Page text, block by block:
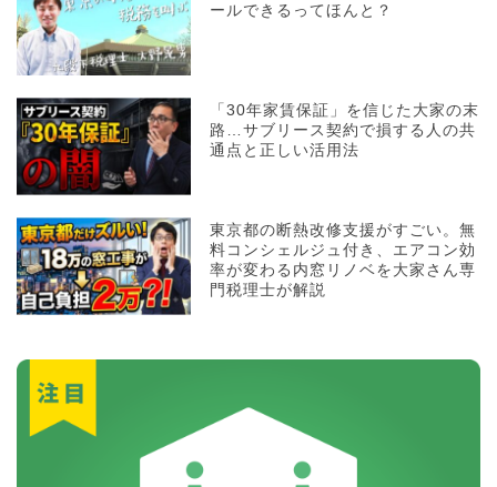
ールできるってほんと？
「30年家賃保証」を信じた大家の末
路…サブリース契約で損する人の共
通点と正しい活用法
東京都の断熱改修支援がすごい。無
料コンシェルジュ付き、エアコン効
率が変わる内窓リノベを大家さん専
門税理士が解説